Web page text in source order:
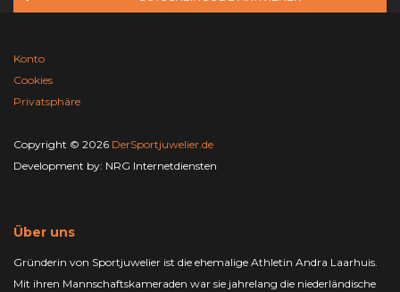
Konto
Cookies
Privatsphäre
Copyright © 2026 DerSportjuwelier.de
Development by: NRG Internetdiensten
Über uns
Gründerin von Sportjuwelier ist die ehemalige Athletin Andra Laarhuis.
Mit ihren Mannschaftskameraden war sie jahrelang die niederländische